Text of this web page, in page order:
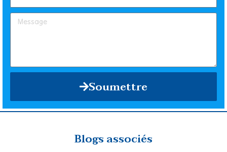
Soumettre
Blogs associés